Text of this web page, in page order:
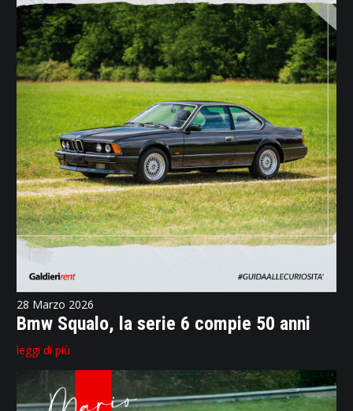
28 Marzo 2026
Bmw Squalo, la serie 6 compie 50 anni
leggi di più